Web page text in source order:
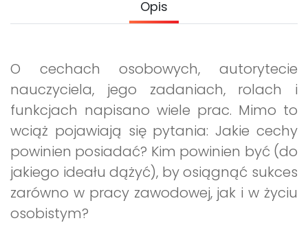
Archiwalne numery
Promocje
Opis
O cechach osobowych, autorytecie
nauczyciela, jego zadaniach, rolach i
funkcjach napisano wiele prac. Mimo to
wciąż pojawiają się pytania: Jakie cechy
powinien posiadać? Kim powinien być (do
jakiego ideału dążyć), by osiągnąć sukces
zarówno w pracy zawodowej, jak i w życiu
osobistym?